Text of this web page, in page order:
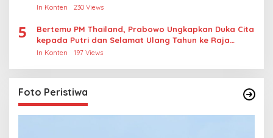
In Konten 230 Views
5
Bertemu PM Thailand, Prabowo Ungkapkan Duka Cita
kepada Putri dan Selamat Ulang Tahun ke Raja
Thailand
In Konten 197 Views
Foto Peristiwa